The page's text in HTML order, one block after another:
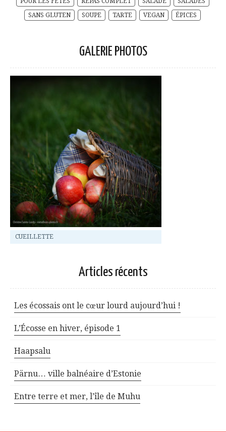
SANS GLUTEN
SOUPE TARTE VEGAN ÉPICES
GALERIE PHOTOS
CUEILLETTE
Articles récents
Les écossais ont le cœur lourd aujourd’hui !
L’Écosse en hiver, épisode 1
Haapsalu
Pärnu… ville balnéaire d’Estonie
Entre terre et mer, l’île de Muhu